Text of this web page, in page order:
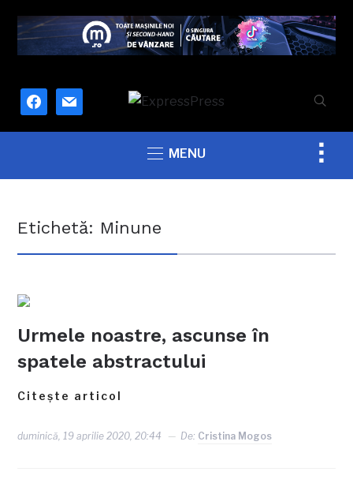
facebook
mail
MENU
Etichetă: Minune
Urmele noastre, ascunse în
spatele abstractului
Citește articol
duminică, 19 aprilie 2020, 20:44 De: Cristina Mogos